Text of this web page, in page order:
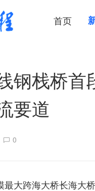
首页
钢栈桥
要道
0
最大跨海大桥长海